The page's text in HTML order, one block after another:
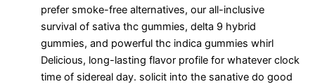
prefer smoke-free alternatives, our all-inclusive
survival of sativa thc gummies, delta 9 hybrid
gummies, and powerful thc indica gummies whirl
Delicious, long-lasting flavor profile for whatever clock
time of sidereal day. solicit into the sanative do good